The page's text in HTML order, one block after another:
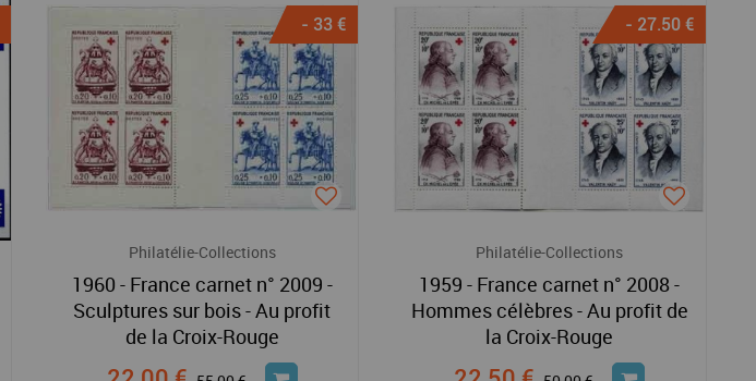
- 33 €
Philatélie-Collections
1960 - France carnet n° 2009 -
Sculptures sur bois - Au profit
de la Croix-Rouge
- 27.50 €
Philatélie-Collections
1959 - France carnet n° 2008 -
Hommes célèbres - Au profit de
la Croix-Rouge